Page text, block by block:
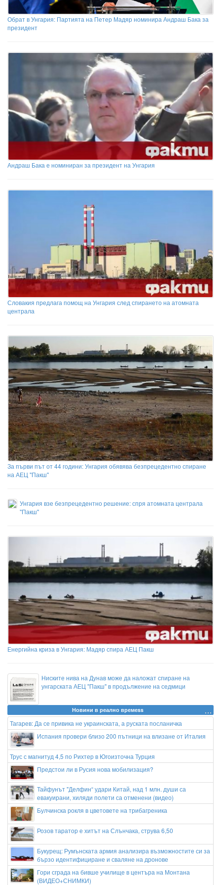
Обрат в Унгария: Партията на Петер Мадяр номинира Андраш Бака за
президент
Андраш Бака е номиниран за президент на Унгария
Словакия предлага помощ на Унгария след спирането на атомната
централа
За първи път от 44 години: Унгария обявява безпрецедентно спиране
на АЕЦ "Пакш"
Унгария взе безпрецедентно решение: спря атомната централа
"Пакш"
Енергийна криза в Унгария: Мадяр спира АЕЦ Пакш
Ниските нива на Дунав може да наложат спиране на
унгарската АЕЦ "Пакш" в продължение на седмици
Новини в реално времеss
Тагарев: Да се привика не украинската, а руската посланичка
Испания провери близо 200 пътници на влизане от Италия
Трус с магнитуд 4,5 по Рихтер в Югоизточна Турция
Предстои ли в Русия нова мобилизация?
Тайфунът "Делфин“ удари Китай, над 1 млн. души са
евакуирани, хиляди полети са отменени (видео)
Булчинска рокля в цветовете на трибагреника
Розов таратор е хитът на Слънчака, струва 6,50
Букурещ: Румънската армия анализира възможностите си за
бързо идентифициране и сваляне на дронове
Гори сграда на бивше училище в центъра на Монтана
(ВИДЕО+СНИМКИ)